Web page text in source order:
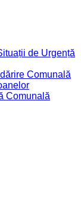
de Urgență
Comunală
Comunală